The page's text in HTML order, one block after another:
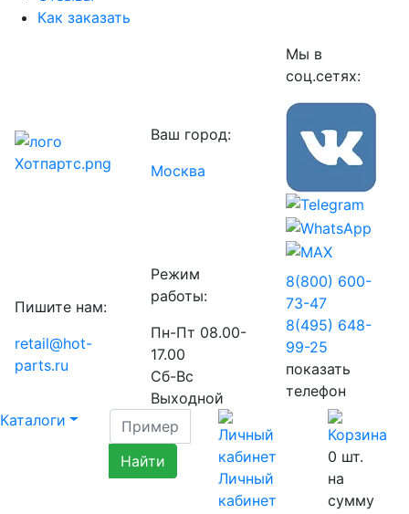
Как заказать
Ваш город:
Москва
Мы в
соц.сетях:
Пишите нам:
retail@hot-
parts.ru
Режим
работы:
Пн-Пт 08.00-
17.00
Сб-Вс
Выходной
8(800) 600-
73-47
8(495) 648-
99-25
показать
телефон
Каталоги
Личный
кабинет
0 шт.
на
сумму